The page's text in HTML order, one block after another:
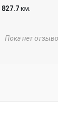
827.7км.
Пока нет